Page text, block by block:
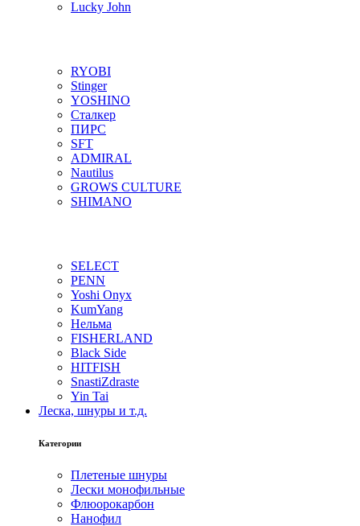
Lucky John
RYOBI
Stinger
YOSHINO
Сталкер
ПИРС
SFT
ADMIRAL
Nautilus
GROWS CULTURE
SHIMANO
SELECT
PENN
Yoshi Onyx
KumYang
Нельма
FISHERLAND
Black Side
HITFISH
SnastiZdraste
Yin Tai
Леска, шнуры и т.д.
Категории
Плетеные шнуры
Лески монофильные
Флюорокарбон
Нанофил